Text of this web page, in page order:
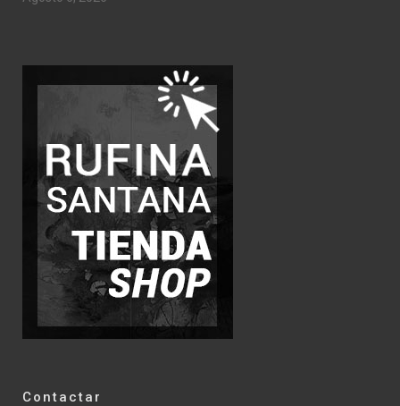
Contactar